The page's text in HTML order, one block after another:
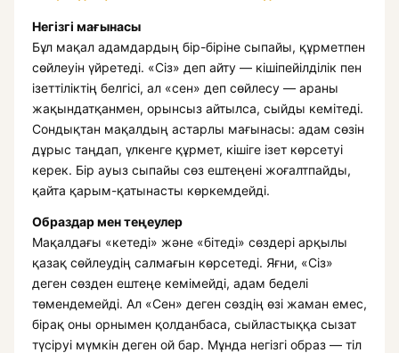
Негізгі мағынасы
Бұл мақал адамдардың бір-біріне сыпайы, құрметпен
сөйлеуін үйретеді. «Сіз» деп айту — кішіпейілділік пен
ізеттіліктің белгісі, ал «сен» деп сөйлесу — араны
жақындатқанмен, орынсыз айтылса, сыйды кемітеді.
Сондықтан мақалдың астарлы мағынасы: адам сөзін
дұрыс таңдап, үлкенге құрмет, кішіге ізет көрсетуі
керек. Бір ауыз сыпайы сөз ештеңені жоғалтпайды,
қайта қарым-қатынасты көркемдейді.
Образдар мен теңеулер
Мақалдағы «кетеді» және «бітеді» сөздері арқылы
қазақ сөйлеудің салмағын көрсетеді. Яғни, «Сіз»
деген сөзден ештеңе кемімейді, адам беделі
төмендемейді. Ал «Сен» деген сөздің өзі жаман емес,
бірақ оны орнымен қолданбаса, сыйластыққа сызат
түсіруі мүмкін деген ой бар. Мұнда негізгі образ — тіл